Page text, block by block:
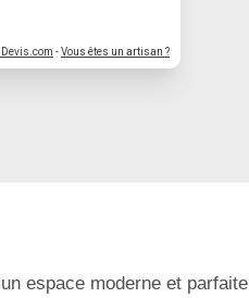
-Vous êtes un artisan ?
espace moderne et